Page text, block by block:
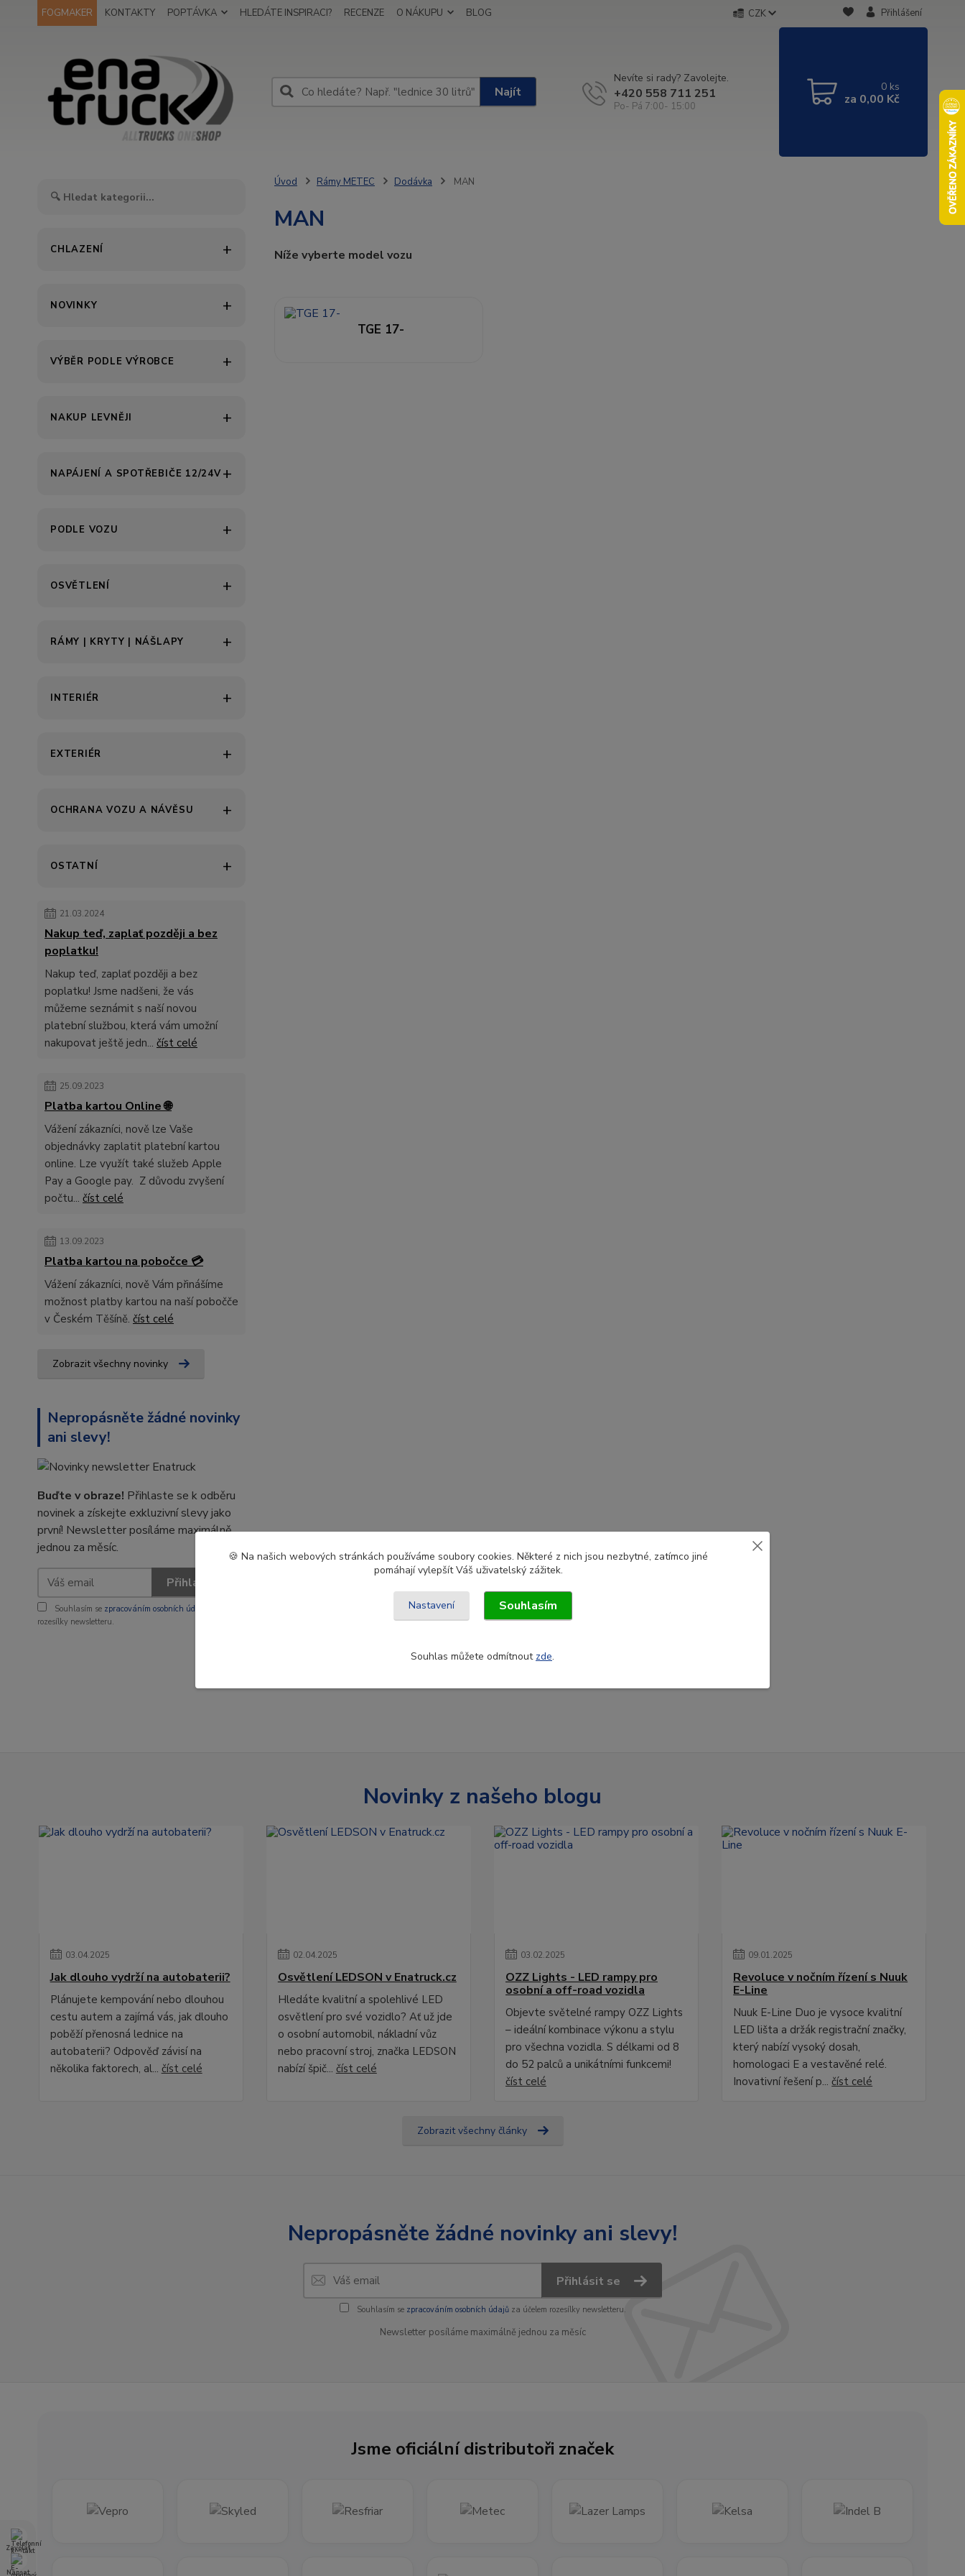
Zavolat
Napsat
FOGMAKER KONTAKTY POPTÁVKA HLEDÁTE INSPIRACI? RECENZE O NÁKUPU BLOG CZK Přihlášení
Najít
Nevíte si rady? Zavolejte.
+420 558 711 251
Po- Pá 7:00- 15:00
0 ks
za 0,00 Kč
CHLAZENÍ
NOVINKY
VÝBĚR PODLE VÝROBCE
NAKUP LEVNĚJI
NAPÁJENÍ A SPOTŘEBIČE 12/24V
PODLE VOZU
OSVĚTLENÍ
RÁMY | KRYTY | NÁŠLAPY
INTERIÉR
EXTERIÉR
OCHRANA VOZU A NÁVĚSU
OSTATNÍ
21.03.2024
Nakup teď, zaplať později a bez
poplatku!
Nakup teď, zaplať později a bez
poplatku! Jsme nadšeni, že vás
můžeme seznámit s naší novou
platební službou, která vám umožní
nakupovat ještě jedn... číst celé
25.09.2023
Platba kartou Online 🌐
Vážení zákazníci, nově lze Vaše
objednávky zaplatit platební kartou
online. Lze využít také služeb Apple
Pay a Google pay. Z důvodu zvyšení
počtu... číst celé
13.09.2023
Platba kartou na pobočce 💳
Vážení zákazníci, nově Vám přinášíme
možnost platby kartou na naší pobočče
v Českém Těšíně. číst celé
Zobrazit všechny novinky
Nepropásněte žádné novinky
ani slevy!
Buďte v obraze! Přihlaste se k odběru
novinek a získejte exkluzivní slevy jako
první! Newsletter posíláme maximálně
jednou za měsíc.
Přihlásit se
Souhlasím se zpracováním osobních údajů
rozesílky newsletteru.
Úvod Rámy METEC Dodávka MAN
MAN
Níže vyberte model vozu
TGE 17-
Novinky z našeho blogu
03.04.2025
Jak dlouho vydrží na autobaterii?
Plánujete kempování nebo dlouhou
cestu autem a zajímá vás, jak dlouho
poběží přenosná lednice na
autobaterii? Odpověď závisí na
několika faktorech, al... číst celé
02.04.2025
Osvětlení LEDSON v Enatruck.cz
Hledáte kvalitní a spolehlivé LED
osvětlení pro své vozidlo? Ať už jde
o osobní automobil, nákladní vůz
nebo pracovní stroj, značka LEDSON
nabízí špič... číst celé
03.02.2025
OZZ Lights - LED rampy pro
osobní a off-road vozidla
Objevte světelné rampy OZZ Lights
– ideální kombinace výkonu a stylu
pro všechna vozidla. S délkami od 8
do 52 palců a unikátními funkcemi!
číst celé
09.01.2025
Revoluce v nočním řízení s Nuuk
E-Line
Nuuk E-Line Duo je vysoce kvalitní
LED lišta a držák registrační značky,
který nabízí vysoký dosah,
homologaci E a vestavěné relé.
Inovativní řešení p...číst celé
Zobrazit všechny články
Nepropásněte žádné novinky ani slevy!
Přihlásit se
Souhlasím se zpracováním osobních údajůza účelem rozesílky newsletteru.
Newsletter posíláme maximálně jednou za měsíc
Jsme oficiální distributoři značek
🍪 Na našich webových stránkách používáme soubory cookies. Některé z nich jsou nezbytné, zatímco jiné
pomáhají vylepšít Váš uživatelský zážitek.
Nastavení Souhlasím
Souhlas můžete odmítnout zde.